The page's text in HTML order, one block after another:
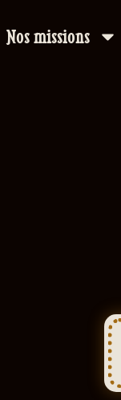
Nos missions